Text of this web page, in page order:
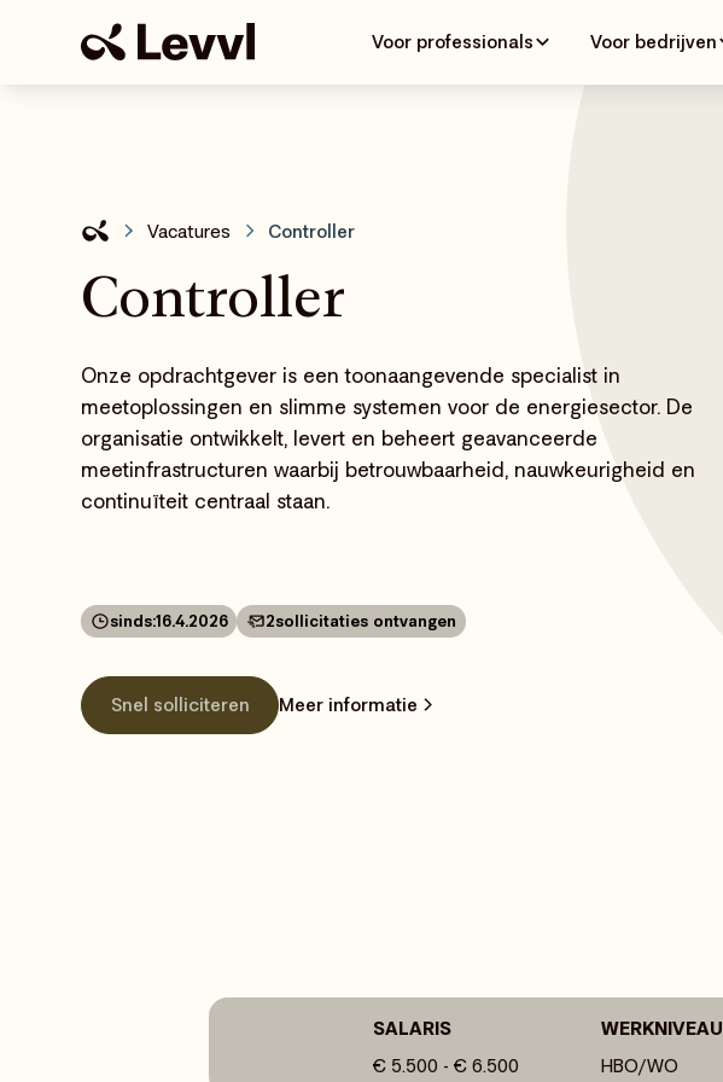
Voor professionals Voor bedrijven
Vacatures Controller
Controller
Onze opdrachtgever is een toonaangevende specialist in
meetoplossingen en slimme systemen voor de energiesector. De
organisatie ontwikkelt, levert en beheert geavanceerde
meetinfrastructuren waarbij betrouwbaarheid, nauwkeurigheid en
continuïteit centraal staan.
sinds:16.4.2026 2sollicitaties ontvangen
Snel solliciteren Meer informatie
SALARIS
€ 5.500 - € 6.500
WERKNIVEAU
HBO/WO